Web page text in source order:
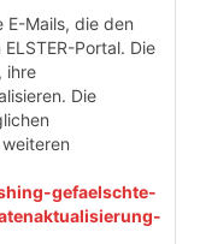
Mails, die den
Portal. Die
ihre
Die
gefaelschte-